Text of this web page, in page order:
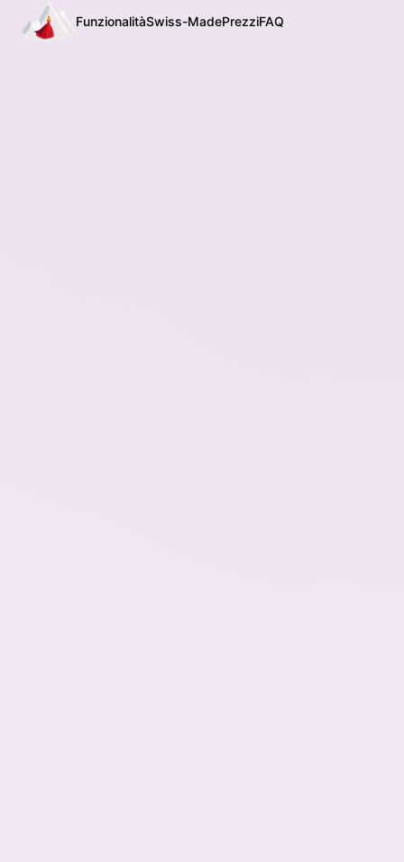
FunzionalitàSwiss-MadePrezziFAQ